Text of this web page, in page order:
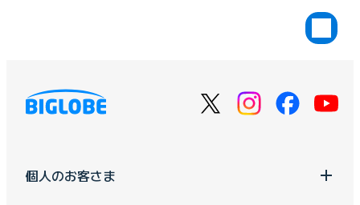
個人のお客さま